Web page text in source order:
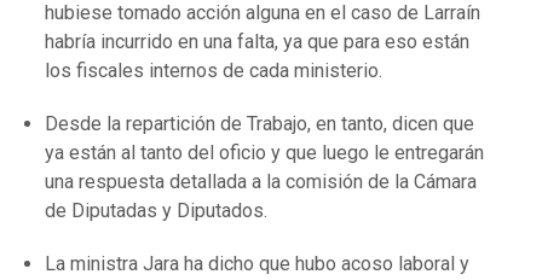
hubiese tomado acción alguna en el caso de Larraín
habría incurrido en una falta, ya que para eso están
los fiscales internos de cada ministerio.
Desde la repartición de Trabajo, en tanto, dicen que
ya están al tanto del oficio y que luego le entregarán
una respuesta detallada a la comisión de la Cámara
de Diputadas y Diputados.
La ministra Jara ha dicho que hubo acoso laboral y